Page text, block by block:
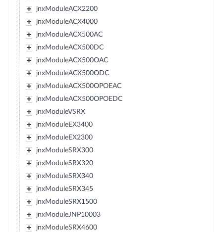
jnxModuleACX2200
jnxModuleACX4000
jnxModuleACX500AC
jnxModuleACX500DC
jnxModuleACX500OAC
jnxModuleACX500ODC
jnxModuleACX500OPOEAC
jnxModuleACX500OPOEDC
jnxModuleVSRX
jnxModuleEX3400
jnxModuleEX2300
jnxModuleSRX300
jnxModuleSRX320
jnxModuleSRX340
jnxModuleSRX345
jnxModuleSRX1500
jnxModuleJNP10003
jnxModuleSRX4600